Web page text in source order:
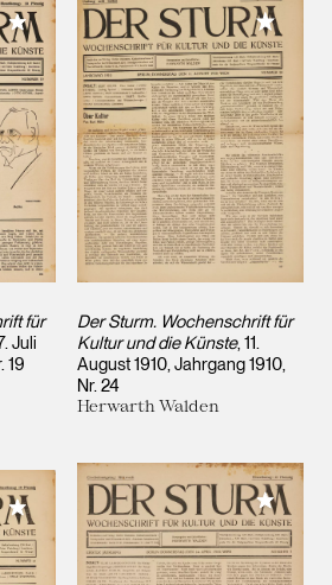
für
Juli
19
Meiner Sammlung hinzufügen
Der Sturm. Wochenschrift für
Kultur und die Künste, 11.
August 1910, Jahrgang 1910,
Nr. 24
Herwarth Walden
Meiner
Meiner Sammlung hinzufügen Meiner